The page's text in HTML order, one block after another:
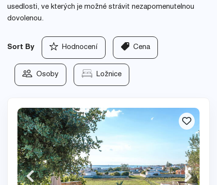
usedlosti, ve kterých je možné strávit nezapomenutelnou
dovolenou.
Sort By Hodnocení Cena
Osoby Ložnice